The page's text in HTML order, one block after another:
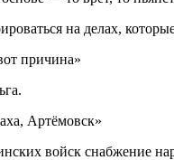
на делах,
причина»
Артёмовск»
войск снабжение